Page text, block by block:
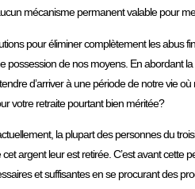
mécanisme permanent valable pour
pour éliminer complètement les
possession de nos moyens. En abordant
d’arriver à une période de notre vie
votre retraite pourtant bien méritée?
la plupart des personnes du
argent leur est retirée. C’est avant cette
et suffisantes en se procurant des